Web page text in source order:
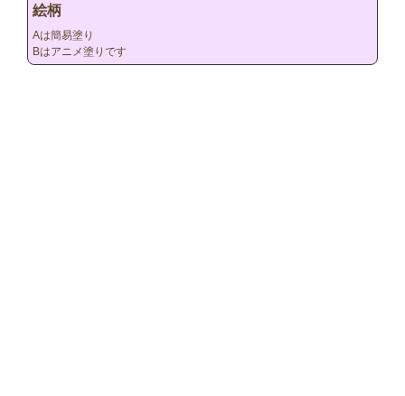
絵柄
Aは簡易塗り
Bはアニメ塗りです